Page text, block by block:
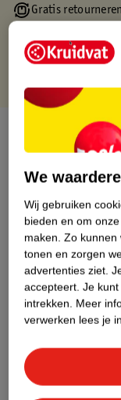
Gratis
Over dit
Etiketinformatie
Nature Impact
Bestel &
We
Wij gebruiken
bieden en om
maken. Zo kunnen
tonen en zorgen
advertenties ziet.
accepteert. Je
intrekken. Meer
verwerken lees je